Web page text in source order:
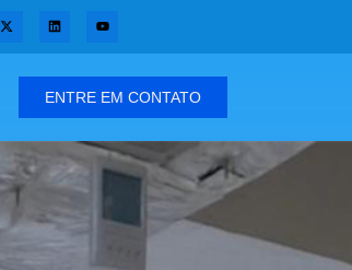
ENTRE EM CONTATO